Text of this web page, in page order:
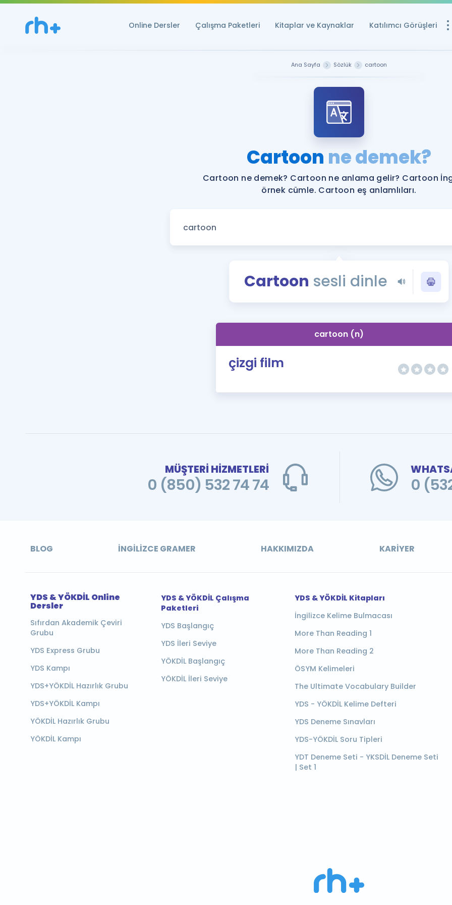
Online Dersler Çalışma Paketleri Kitaplar ve Kaynaklar Katılımcı Görüşleri
YDS ve YÖKDİL
Rehberlik Aracı
YDS ve YÖKDİL'e
Tüm ÖSYM
YDS - YÖKDİL
İngilizce Gramer
Ana Sayfa Sözlük cartoon
Cartoon ne demek?
Cartoon ne demek? Cartoon ne anlama gelir? Cartoon
örnek cümle. Cartoon eş anlamlıları.
Cartoon sesli dinle
cartoon (n)
çizgi film
MÜŞTERİ HİZMETLERİ
0 (850) 532 74 74 0
BLOG İNGILIZCE GRAMER HAKKIMIZDA KARIYER
YDS & YÖKDİL Online
Dersler
Sıfırdan Akademik Çeviri
Grubu
YDS Express Grubu
YDS Kampı
YDS+YÖKDİL Hazırlık Grubu
YDS+YÖKDİL Kampı
YÖKDİL Hazırlık Grubu
YÖKDİL Kampı
YDS & YÖKDİL Çalışma
Paketleri
YDS Başlangıç
YDS İleri Seviye
YÖKDİL Başlangıç
YÖKDİL İleri Seviye
YDS & YÖKDİL Kitapları
İngilizce Kelime Bulmacası
More Than Reading 1
More Than Reading 2
ÖSYM Kelimeleri
The Ultimate Vocabulary Builder
YDS - YÖKDİL Kelime Defteri
YDS Deneme Sınavları
YDS-YÖKDİL Soru Tipleri
YDT Deneme Seti - YKSDİL Deneme Seti
| Set 1